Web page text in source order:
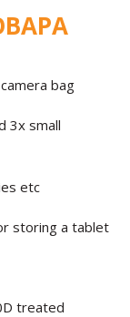
bag
3x small
etc
storing a tablet
treated